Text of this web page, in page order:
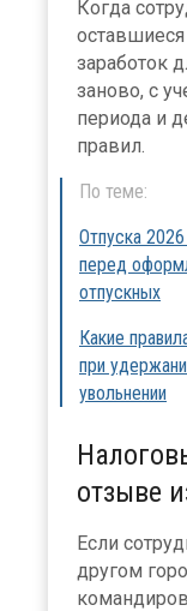
Когда
заработок
заново, с
периода и
правил.
По теме:
Отпуска
перед
отпускных
Какие
при
увольнении
отзыве
Если
другом